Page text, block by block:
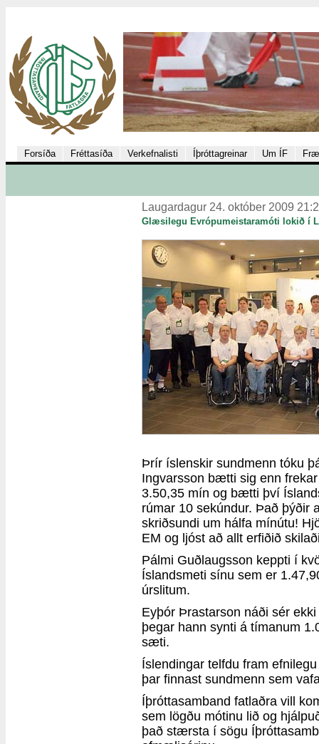
Forsíða Fréttasíða Verkefnalisti Íþróttagreinar Um ÍF
Laugardagur 24. október 2009
Glæsilegu Evrópumeistaramóti lokið í
Þrír íslenskir sundmenn tóku
Ingvarsson bætti sig enn
3.50,35 mín og bætti því
rúmar 10 sekúndur. Það þýðir
skriðsundi um hálfa mínútu!
EM og ljóst að allt erfiðið
Pálmi Guðlaugsson keppti í
Íslandsmeti sínu sem er
úrslitum.
Eyþór Þrastarson náði sér
þegar hann synti á tímanum
sæti.
Íslendingar telfdu fram
þar finnast sundmenn sem
Íþróttasamband fatlaðra vill
sem lögðu mótinu lið og
það stærsta í sögu